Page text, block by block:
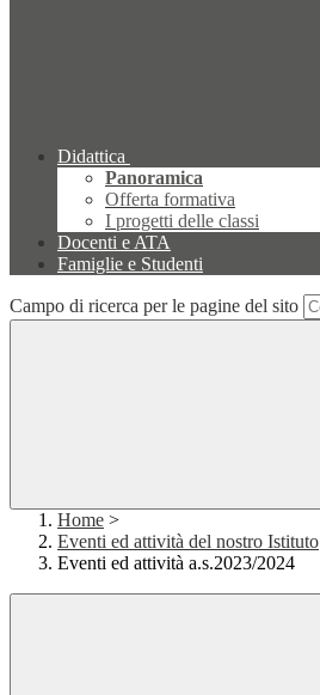
Didattica
Panoramica
Offerta formativa
I progetti delle classi
Docenti e ATA
Famiglie e Studenti
Campo di ricerca per le pagine del sito
Home >
Eventi ed attività del nostro Istituto
Eventi ed attività a.s.2023/2024